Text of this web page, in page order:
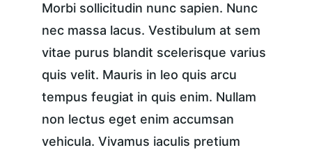
Morbi sollicitudin nunc sapien. Nunc
nec massa lacus. Vestibulum at sem
vitae purus blandit scelerisque varius
quis velit. Mauris in leo quis arcu
tempus feugiat in quis enim. Nullam
non lectus eget enim accumsan
vehicula. Vivamus iaculis pretium